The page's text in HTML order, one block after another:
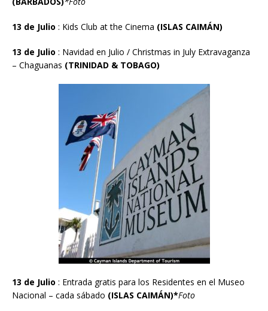
13 de Julio : Kids Club at the Cinema (ISLAS CAIMÁN)
13 de Julio : Navidad en Julio / Christmas in July Extravaganza
– Chaguanas (TRINIDAD & TOBAGO)
13 de Julio : Entrada gratis para los Residentes en el Museo
Nacional – cada sábado (ISLAS CAIMÁN)*Foto